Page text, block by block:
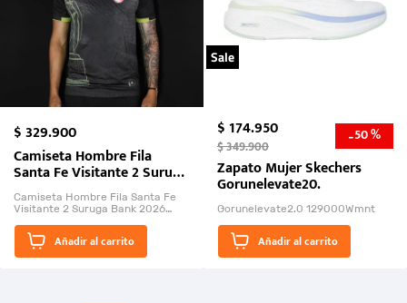
$329.900
Camiseta Hombre Fila
Santa Fe Visitante 2 Suruga
Bank 2026
Camiseta Hombre Fila Santa Fe
Visitante 2 Suruga Bank 2026
El Rugido del Sol Naciente:
“Primeros para la Et...
Añadir al carrito
Sale
$174.950
$349.900 -50 %
Zapato Mujer Skechers
Gorunelevate20.
Gorunelevate2.0 129000Wmnt
Añadir al carrito